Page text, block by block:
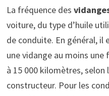
La fréquence des
voiture, du type d’huile
de conduite. En général, il
une vidange au moins une
à 15 000 kilomètres, selon
constructeur. Pour les